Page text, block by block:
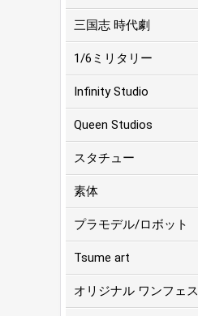
三国志 時代劇
1/6ミリタリー
Infinity Studio
Queen Studios
スタチュー
素体
プラモデル/ロボット
Tsume art
オリジナル ワンフェス